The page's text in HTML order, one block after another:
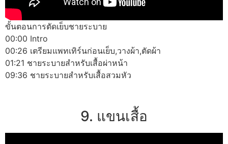
ขั้นตอนการตัดเย็บชายระบาย
00:00 Intro
00:26 เตรียมแพทเทิร์นก่อนเย็บ,วางผ้า,ตัดผ้า
01:21 ชายระบายสำหรับเสื้อผ่าหน้า
09:36 ชายระบายสำหรับเสื้อสวมหัว
9. แขนเสื้อ